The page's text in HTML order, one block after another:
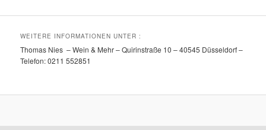
WEITERE INFORMATIONEN UNTER :
Thomas Nies – Wein & Mehr – Quirinstraße 10 – 40545 Düsseldorf –
Telefon: 0211 552851